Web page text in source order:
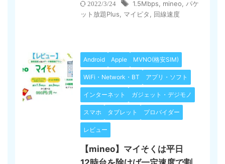
2022/3/24 1.5Mbps, mineo, パケ
ット放題Plus, マイピタ, 回線速度
Android Apple MVNO(格安SIM)
WiFi・Network・BT アプリ・ソフト
インターネット ガジェット・デジモノ
スマホ タブレット プロバイダー
レビュー
【mineo】マイそくは平日